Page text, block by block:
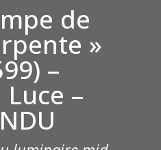
de
»
–
–